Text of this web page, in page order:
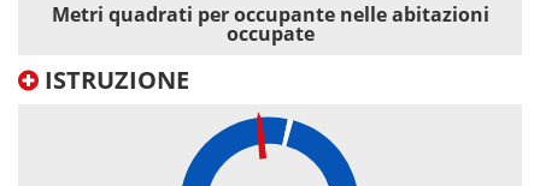
Metri quadrati per occupante nelle abitazioni
occupate
ISTRUZIONE